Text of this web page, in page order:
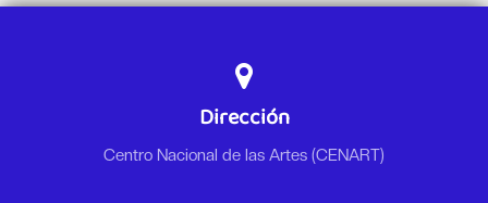
Dirección
Centro Nacional de las Artes (CENART)